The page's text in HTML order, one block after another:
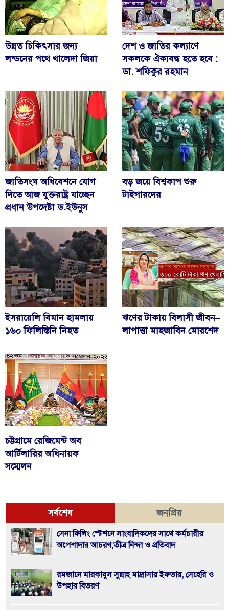
উন্নত চিকিৎসার জন্য
লন্ডনের পথে খালেদা জিয়া
দেশ ও জাতির কল্যাণে
সকলকে ঐক্যবদ্ধ হতে হবে :
ডা. শফিকুর রহমান
জাতিসংঘ অধিবেশনে যোগ
দিতে আজ যুক্তরাষ্ট্র যাচ্ছেন
প্রধান উপদেষ্টা ড.ইউনুস
বড় জয়ে বিশ্বকাপ শুরু
টাইগারদের
ইসরায়েলি বিমান হামলায়
১৬০ ফিলিস্তিনি নিহত
ঋণের টাকায় বিলাসী জীবন–
লাপাত্তা মাহজাবিন মোরশেদ
চট্টগ্রামে রেজিমেন্ট অব
আর্টিলারির অধিনায়ক
সম্মেলন
সর্বশেষ জনপ্রিয়
সেনা ফিলিং স্টেশনে সাংবাদিকদের সাথে কর্মচারীর
অপেশাদার আচরণ,তীব্র নিন্দা ও প্রতিবাদ
রমজানে মারকাযুস সুন্নাহ মাদ্রাসায় ইফতার, সেহেরি ও
উপহার বিতরণ